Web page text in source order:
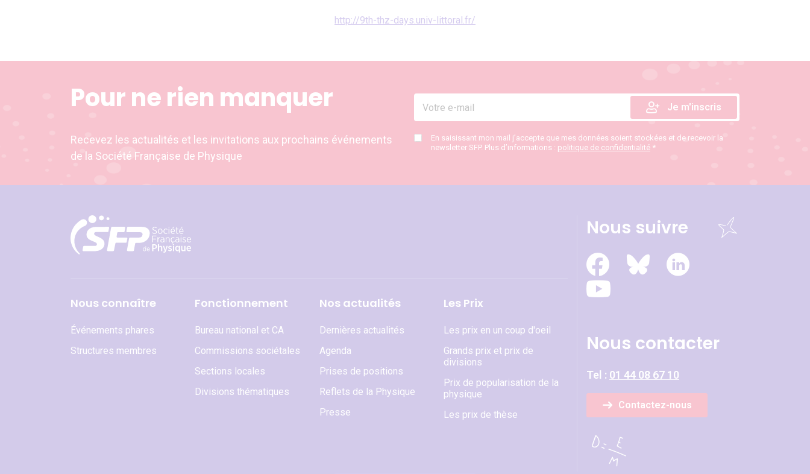
http://9th-thz-days.univ-littoral.fr/
Pour ne rien manquer
Recevez les actualités et les invitations aux prochains événements
de la Société Française de Physique
En saisissant mon mail j’accepte que mes données soient stockées et de recevoir la
newsletter SFP. Plus d’informations : politique de confidentialité *
Nous connaître
Événements phares
Structures membres
Fonctionnement
Bureau national et CA
Commissions sociétales
Sections locales
Divisions thématiques
Nos actualités
Dernières actualités
Agenda
Prises de positions
Reflets de la Physique
Presse
Les Prix
Les prix en un coup d'oeil
Grands prix et prix de
divisions
Prix de popularisation de la
physique
Les prix de thèse
Nous suivre
Nous contacter
Tel : 01 44 08 67 10
Contactez-nous